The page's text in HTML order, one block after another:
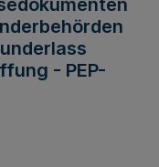
- PEP-